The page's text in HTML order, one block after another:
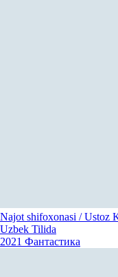
Najot shifoxonasi / Ustoz
Uzbek Tilida
2021 Фантастика